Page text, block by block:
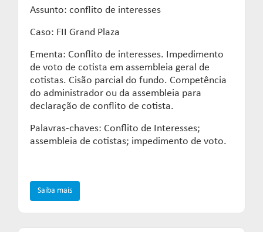
Assunto: conflito de interesses
Caso: FII Grand Plaza
Ementa: Conflito de interesses. Impedimento
de voto de cotista em assembleia geral de
cotistas. Cisão parcial do fundo. Competência
do administrador ou da assembleia para
declaração de conflito de cotista.
Palavras-chaves: Conflito de Interesses;
assembleia de cotistas; impedimento de voto.
Saiba mais